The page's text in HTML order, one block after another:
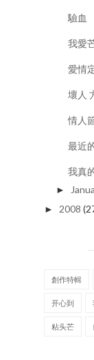
驗血
我愛
愛情
壞人
情人
最近
我真
►
► 2008
創作特輯
开心到
粘头芒